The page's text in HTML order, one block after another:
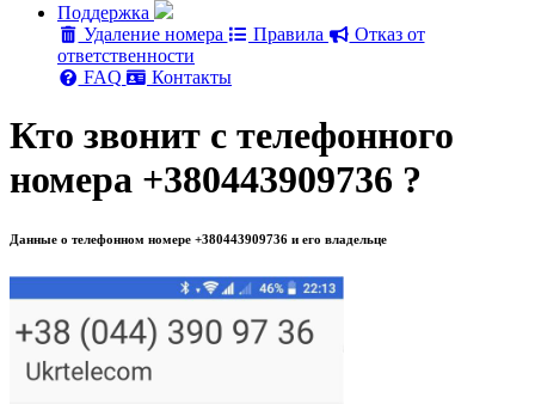
Поддержка
Удаление номера
Правила
Отказ от
ответственности
FAQ
Контакты
Кто звонит с телефонного
номера +380443909736 ?
Данные о телефонном номере +380443909736 и его владельце